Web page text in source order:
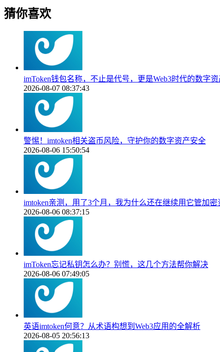
猜你喜欢
imToken钱包名称，不止是代号，更是Web3时代的数字
2026-08-07 08:37:43
警惕！imtoken相关盗币风险，守护你的数字资产安全
2026-08-06 15:50:54
imtoken亲测，用了3个月，我为什么还在继续用它管加密
2026-08-06 08:37:15
imToken忘记私钥怎么办？别慌，这几个方法帮你解决
2026-08-06 07:49:05
英语imtoken何意？从术语构想到Web3应用的全解析
2026-08-05 20:56:13